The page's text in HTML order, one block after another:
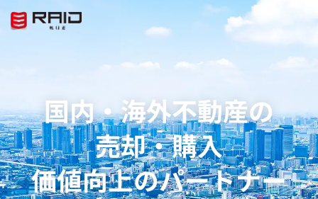
国内・海外不動産の
売却・購入
価値向上のパートナー